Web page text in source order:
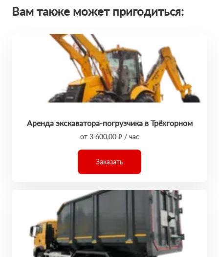
Вам также может пригодиться:
Аренда экскаватора-погрузчика в Трёхгорном
от 3 600,00 ₽ / час
Заказать